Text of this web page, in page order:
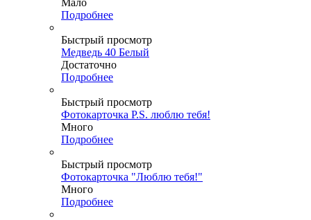
Мало
Подробнее
Быстрый просмотр
Медведь 40 Белый
Достаточно
Подробнее
Быстрый просмотр
Фотокарточка P.S. люблю тебя!
Много
Подробнее
Быстрый просмотр
Фотокарточка "Люблю тебя!"
Много
Подробнее